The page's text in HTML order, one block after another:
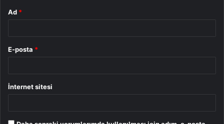
Ad *
E-posta *
İnternet sitesi